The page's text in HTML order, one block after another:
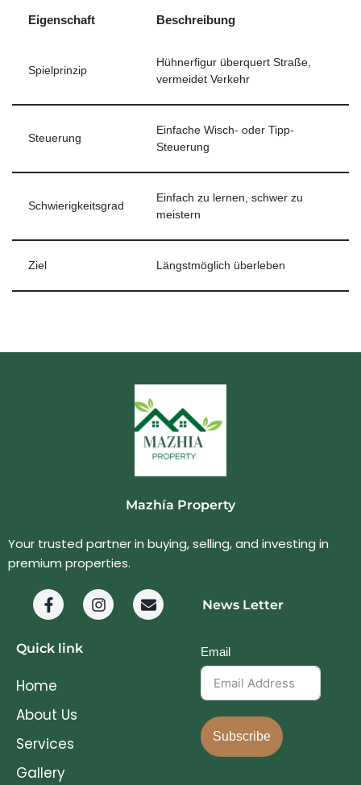
Eigenschaft Beschreibung
Spielprinzip
Hühnerfigur überquert Straße,
vermeidet Verkehr
Steuerung
Einfache Wisch- oder Tipp-
Steuerung
Schwierigkeitsgrad
Einfach zu lernen, schwer zu
meistern
Ziel Längstmöglich überleben
Mazhía Property
Your trusted partner in buying, selling, and investing in
premium properties.
Quick link
Home
About Us
Services
Gallery
News Letter
Email
Subscribe